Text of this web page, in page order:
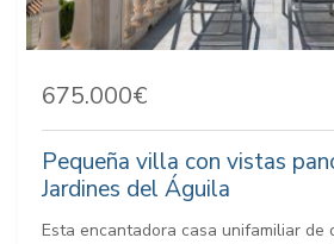
675.000€
Pequeña villa con vistas
Jardines del Águila
Esta encantadora casa unifamiliar de